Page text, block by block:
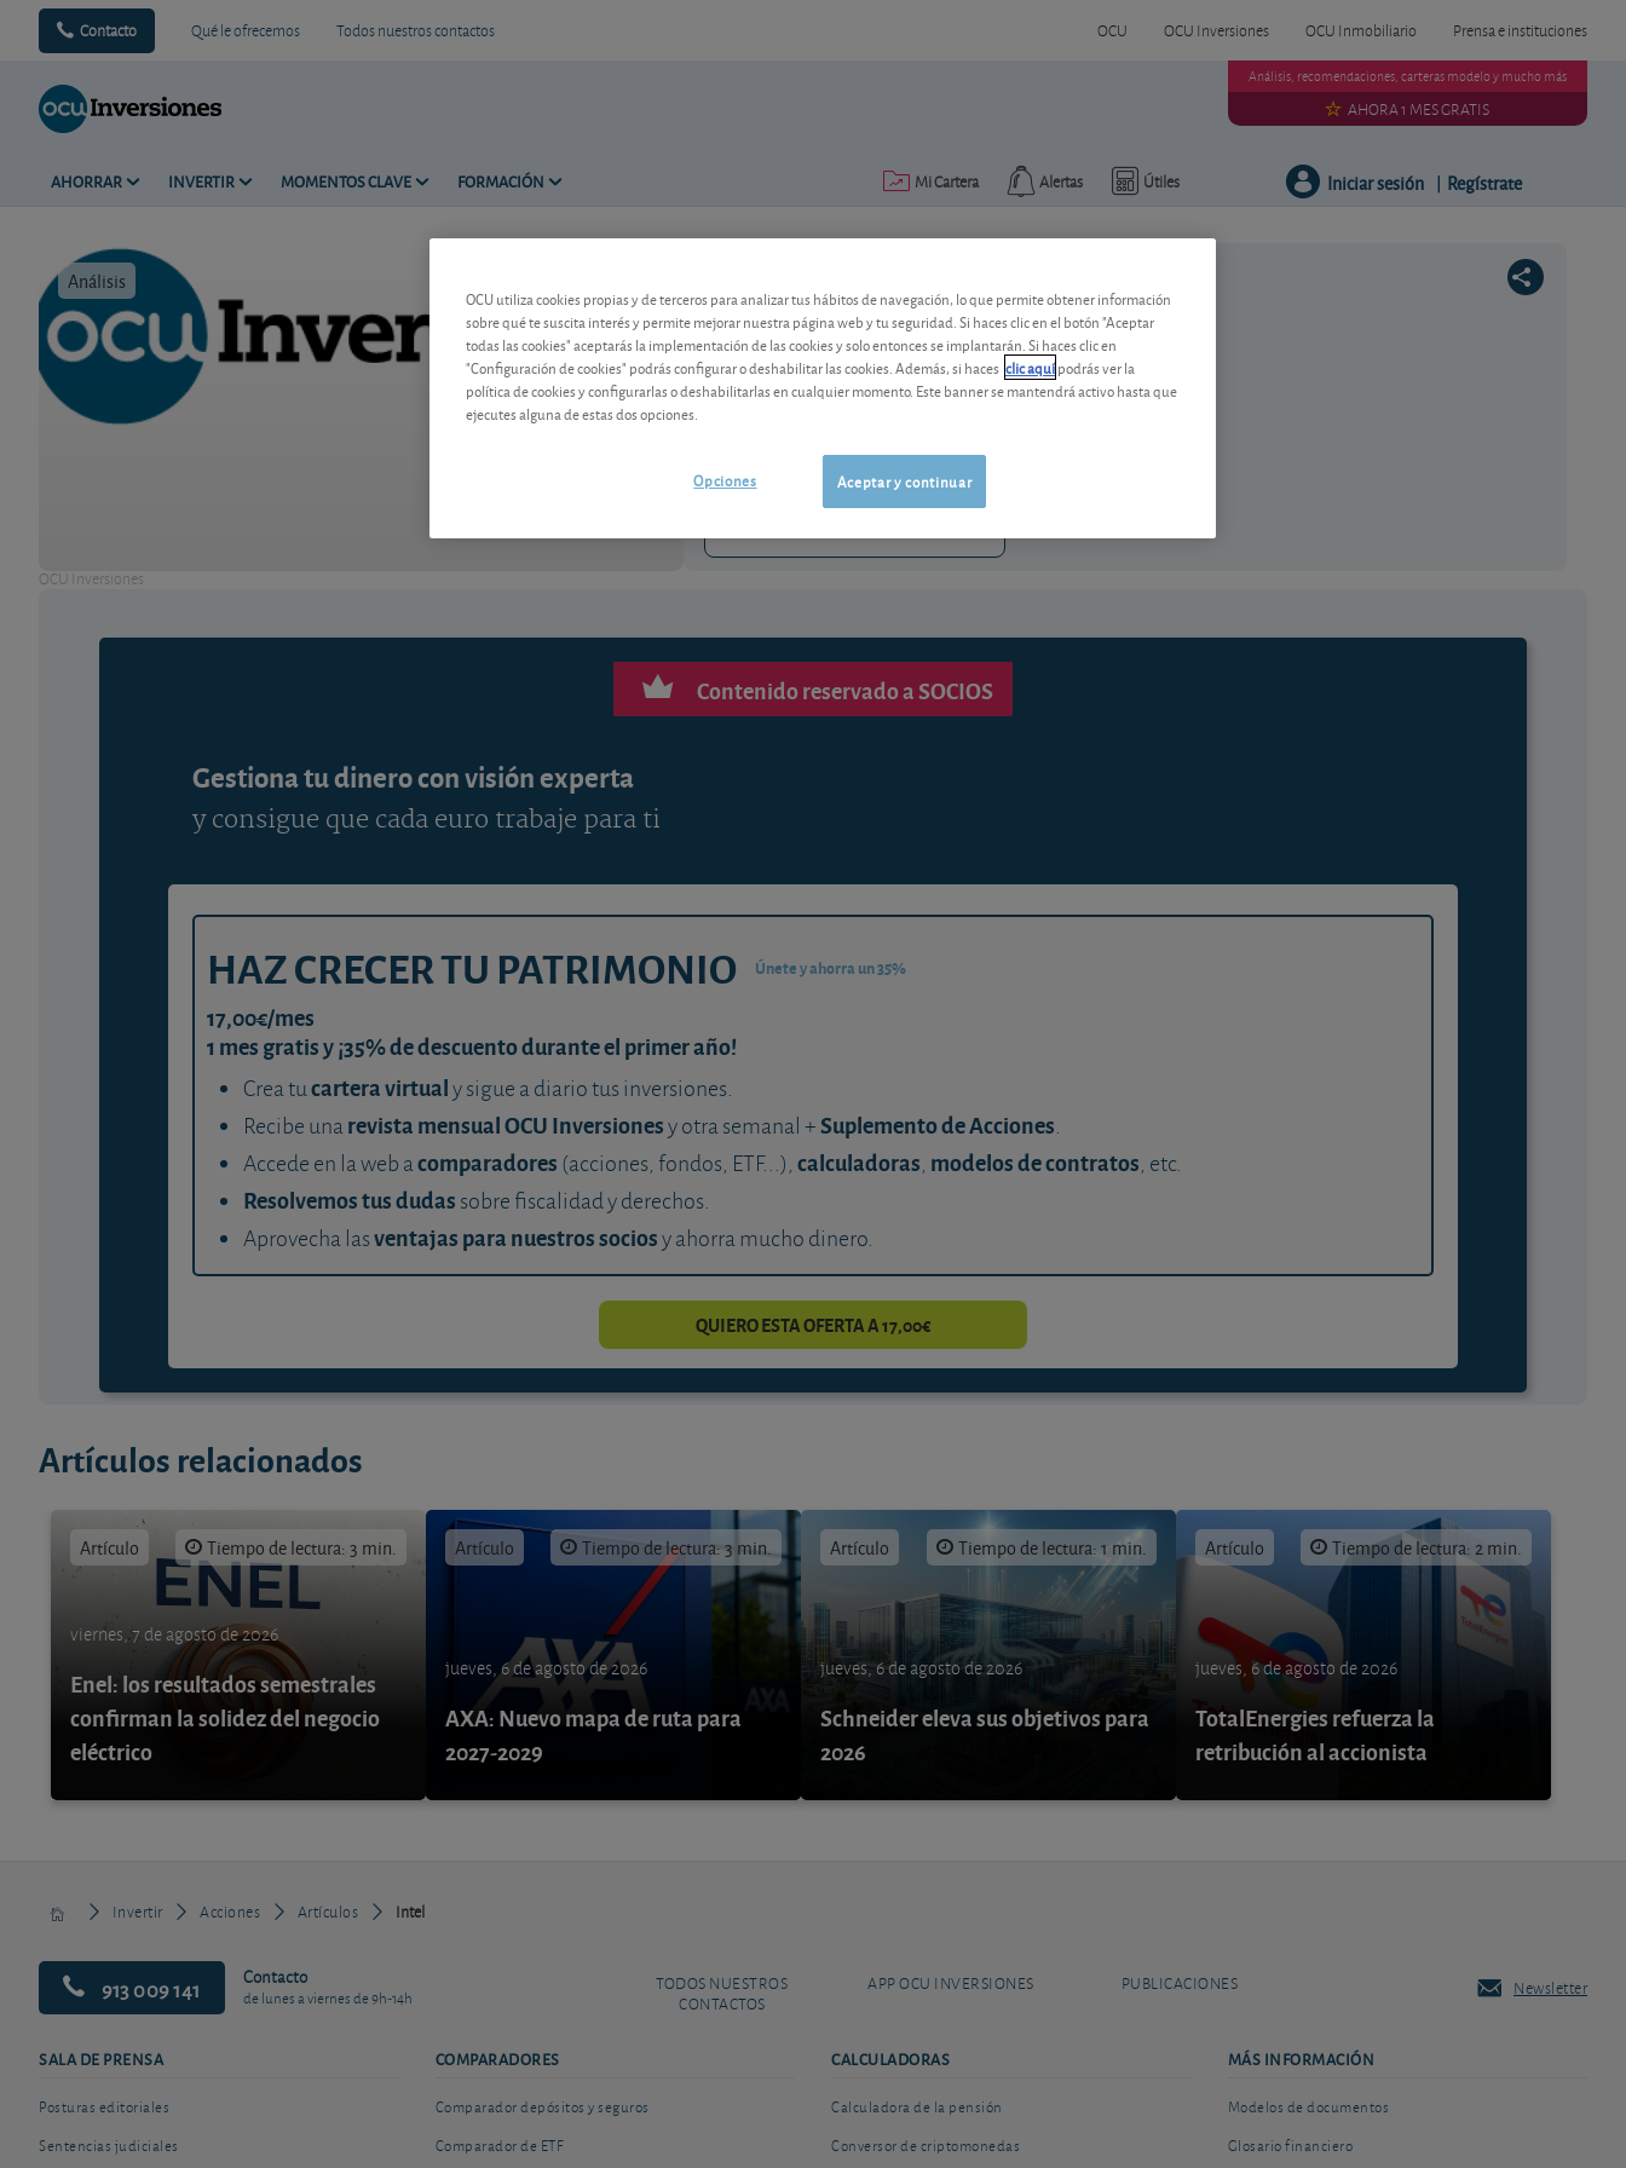
Contacto Qué le ofrecemos Todos nuestros contactos OCU OCU Inversiones OCU Inmobiliario Prensa e instituciones
AHORRAR INVERTIR MOMENTOS CLAVE FORMACIÓN Útiles
Alertas
Mi Cartera
Análisis, recomendaciones, carteras modelo y mucho más
AHORA 1 MES GRATIS
Iniciar sesión | Regístrate
Análisis
OCU Inversiones
Intel
Cambio de consejo.
07/08/2026 Nasdaq
1,84 USD (1,84 %)
Contenido reservado a SOCIOS
Gestiona tu dinero con visión experta
y consigue que cada euro trabaje para ti
HAZ CRECER TU PATRIMONIO Únete y ahorra un 35%
17,00€/mes
1 mes gratis y ¡35% de descuento durante el primer año!
Crea tucartera virtualy sigue a diario tus inversiones.
Recibe unarevista mensual OCU Inversionesy otra semanal +Suplemento de Acciones.
Accede en la web acomparadores (acciones, fondos, ETF...), calculadoras, modelos de contratos, etc.
Resolvemos tus dudas sobre fiscalidad y derechos.
Aprovecha lasventajas para nuestros sociosy ahorra mucho dinero.
QUIERO ESTA OFERTA A 17,00€
Artículos relacionados
Artículo Tiempo de lectura: 3 min.
viernes, 7 de agosto de 2026
Enel: los resultados semestrales
confirman la solidez del negocio
eléctrico
Artículo Tiempo de lectura: 3 min.
jueves, 6 de agosto de 2026
AXA: Nuevo mapa de ruta para
2027-2029
Artículo Tiempo de lectura: 1 min.
jueves, 6 de agosto de 2026
Schneider eleva sus objetivos para
2026
Artículo Tiempo de lectura: 2 min.
jueves, 6 de agosto de 2026
TotalEnergies refuerza la
retribución al accionista
Invertir Acciones Artículos Intel
913 009 141 Contacto
de lunes a viernes de 9h-14h
TODOS NUESTROS
CONTACTOS
APP OCU INVERSIONES PUBLICACIONES Newsletter
SALA DE PRENSA
Posturas editoriales
Sentencias judiciales
COMPARADORES
Comparador depósitos y seguros
Comparador de ETF
CALCULADORAS
Calculadora de la pensión
Conversor de criptomonedas
MÁS INFORMACIÓN
Modelos de documentos
Glosario financiero
OCU utiliza cookies propias y de terceros para analizar tus hábitos de navegación, lo que permite obtener información
sobre qué te suscita interés y permite mejorar nuestra página web y tu seguridad. Si haces clic en el botón "Aceptar
todas las cookies" aceptarás la implementación de las cookies y solo entonces se implantarán. Si haces clic en
"Configuración de cookies" podrás configurar o deshabilitar las cookies. Además, si haces clic aquípodrás ver la
política de cookies y configurarlas o deshabilitarlas en cualquier momento. Este banner se mantendrá activo hasta que
ejecutes alguna de estas dos opciones.
Aceptar y continuar
Opciones